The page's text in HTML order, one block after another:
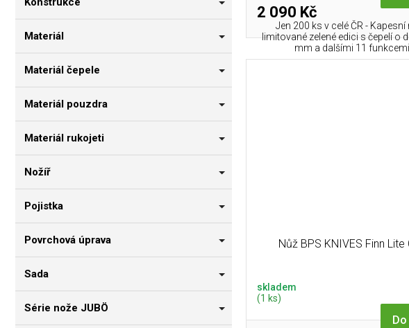
Materiál
Materiál čepele
Materiál pouzdra
Materiál rukojeti
Nožíř
Pojistka
Povrchová úprava
Sada
Série nože JUBÖ
2 090 Kč
Jen 200 ks v celé ČR - Kapesní
limitované zelené edici s čepelí o
mm a dalšími 11
Nůž BPS KNIVES Finn Lite
skladem
(1 ks)